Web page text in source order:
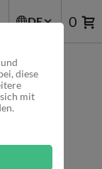
diese
mit
DE 0